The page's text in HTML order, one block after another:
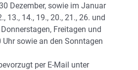
Dezember, sowie im Januar
13., 14., 19., 20., 21., 26. und
Freitagen und
sowie an den Sonntagen
per E-Mail unter